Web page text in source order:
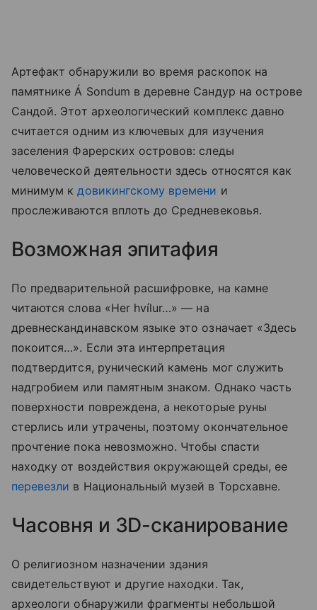
Артефакт обнаружили во время раскопок на
памятнике Á Sondum в деревне Сандур на острове
Сандой. Этот археологический комплекс давно
считается одним из ключевых для изучения
заселения Фарерских островов: следы
человеческой деятельности здесь относятся как
минимум кдовикингскому времени и
прослеживаются вплоть до Средневековья.
Возможная эпитафия
По предварительной расшифровке, на камне
читаются слова «Her hvílur…» — на
древнескандинавском языке это означает «Здесь
покоится…». Если эта интерпретация
подтвердится, рунический камень мог служить
надгробием или памятным знаком. Однако часть
поверхности повреждена, а некоторые руны
стерлись или утрачены, поэтому окончательное
прочтение пока невозможно. Чтобы спасти
находку от воздействия окружающей среды, ее
перевезли в Национальный музей в Торсхавне.
Часовня и 3D-сканирование
О религиозном назначении здания
свидетельствуют и другие находки. Так,
археологи обнаружили фрагменты небольшой